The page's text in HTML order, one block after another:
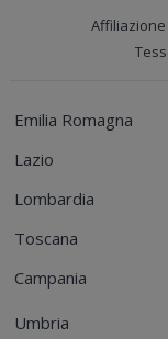
Emilia Romagna
Lazio
Lombardia
Toscana
Campania
Umbria